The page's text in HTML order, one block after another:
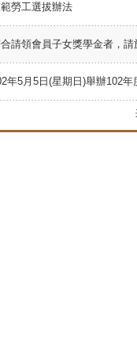
勞工選拔辦法
請領會員子女獎學金者，
年5月5日(星期日)舉辦102年